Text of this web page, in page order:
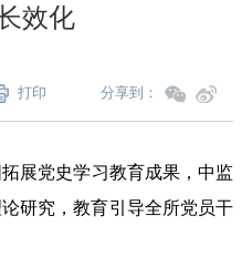
效化
分享到：
打印
展党史学习教育成果，中监
研究，教育引导全所党员干